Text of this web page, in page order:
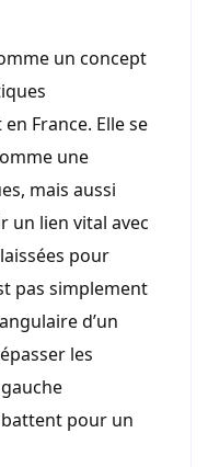
un concept
France. Elle se
une
mais aussi
un lien vital avec
pour
pas simplement
d’un
les
pour un